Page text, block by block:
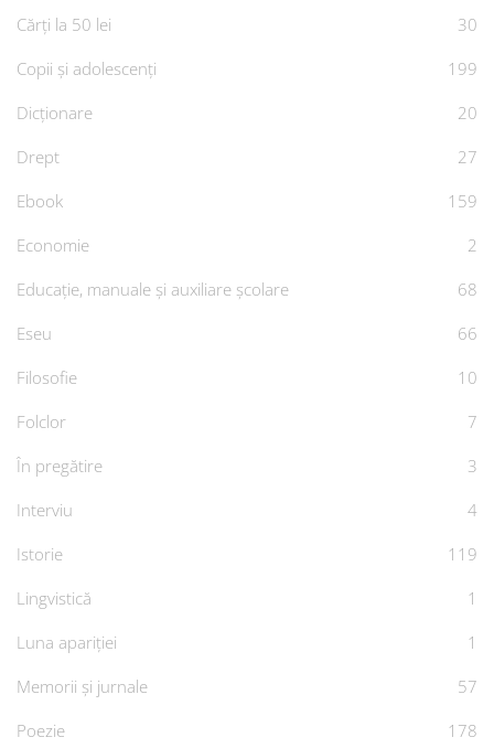
Cărți la 50 lei
30
Copii și adolescenți
199
Dicționare
20
Drept
27
Ebook
159
Economie
2
Educație, manuale și auxiliare școlare
68
Eseu
66
Filosofie
10
Folclor
7
În pregătire
3
Interviu
4
Istorie
119
Lingvistică
1
Luna apariției
1
Memorii și jurnale
57
Poezie
178